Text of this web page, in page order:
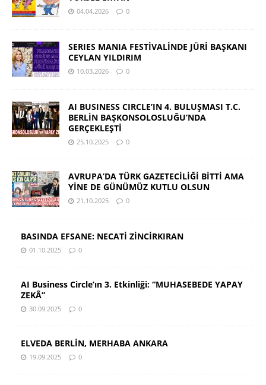
04.04.2026 0
SERIES MANIA FESTİVALİNDE JÜRİ BAŞKANI
CEYLAN YILDIRIM
10.03.2026 0
AI BUSINESS CIRCLE’IN 4. BULUŞMASI T.C.
BERLİN BAŞKONSOLOSLUĞU’NDA
GERÇEKLEŞTİ
25.10.2025 0
AVRUPA’DA TÜRK GAZETECİLİĞİ BİTTİ AMA
YİNE DE GÜNÜMÜZ KUTLU OLSUN
21.10.2025 0
BASINDA EFSANE: NECATİ ZİNCİRKIRAN
01.10.2025 0
AI Business Circle’ın 3. Etkinliği: “MUHASEBEDE YAPAY
ZEKÂ”
30.09.2025 0
ELVEDA BERLİN, MERHABA ANKARA
19.09.2025 0